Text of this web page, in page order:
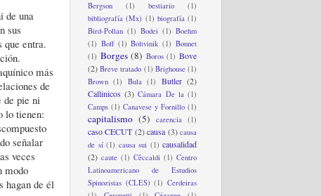
de una
sus
que entra.
más
de
de pie ni
lo tienen:
señalar
veces
modo
hagan de él
Bergson
(1) bestiario
(1)
bibliografía (Mx) (1) biografía (1)
Bird-Pollan (1) Bodei (1) Boehm
(1) Boff (1) Boltvinik (1) Bonnet
(1) Borges (8) Boros (1) Bove
(2) Breve tratado (1) Brighouse (1)
Brown (1) Bula (1) Butler (2)
Callinicos (3) Cámara De la (1)
Camps (1) Canavese y Fornillo (1)
capitalismo (5) carencia (1)
caso CECUT (2) causa (3) causa
de sí (1) causa sui (1) causalidad
(2) caute (1) Cêccaldi (1) Centro
Latinoamericano de Estudios
Spinozistas (CLES) (1) Cerdeiras